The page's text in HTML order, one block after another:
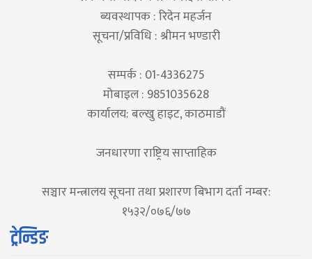
ब्यवस्थापक : रिदेन महर्जन
सूचना/प्रविधि : श्रीमन भण्डारी
सम्पर्क : 01-4336275
मोबाइल : 9851035628
कार्यालय: बल्खु हाइट, काठमाडौं
जनधारणा राष्ट्रिय साप्ताहिक
सञ्चार मन्त्रालय सूचना तथा प्रशारण बिभाग दर्ता नम्बर:
१५३२/०७६/७७
ट्रेन्डिङ